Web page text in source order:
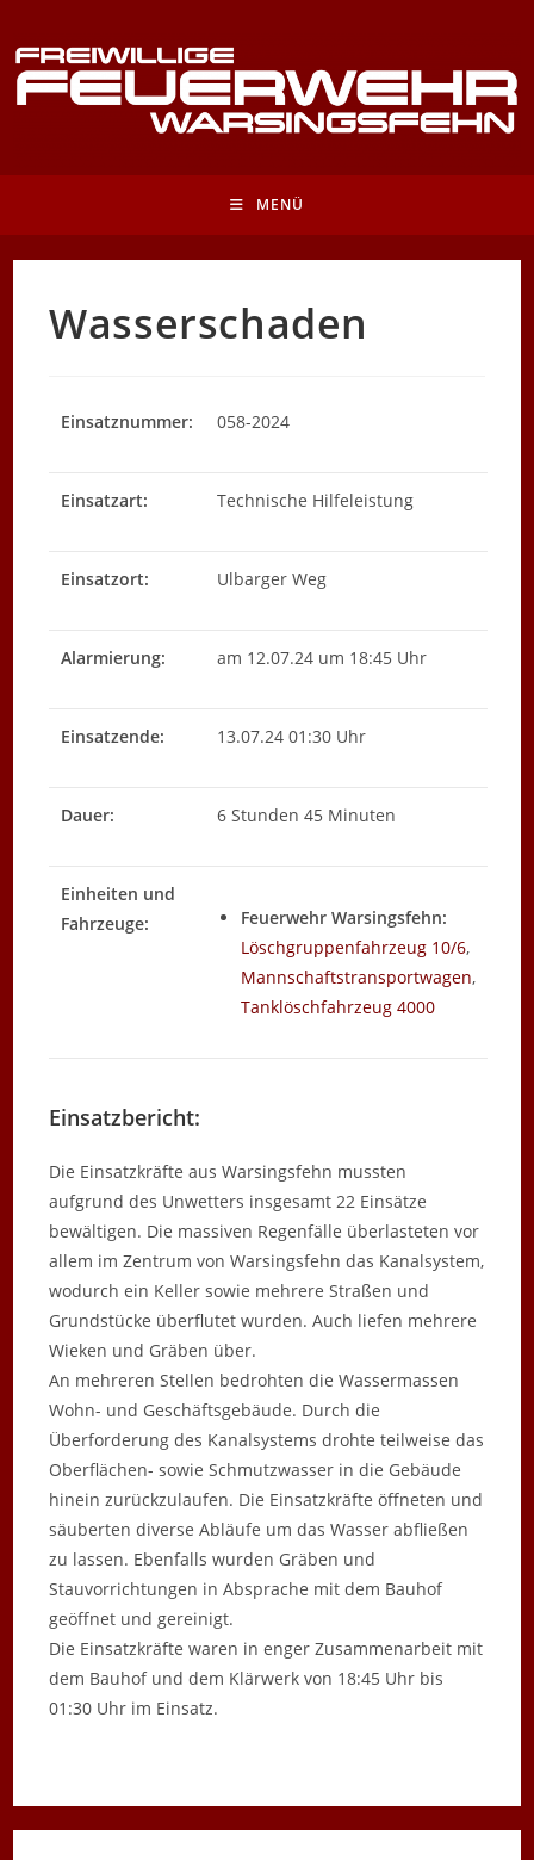
Inhalt
springen
MENÜ
Wasserschaden
Einsatznummer: 058-2024
Einsatzart: Technische Hilfeleistung
Einsatzort: Ulbarger Weg
Alarmierung: am 12.07.24 um 18:45 Uhr
Einsatzende: 13.07.24 01:30 Uhr
Dauer: 6 Stunden 45 Minuten
Einheiten und
Fahrzeuge:
Feuerwehr Warsingsfehn:
Löschgruppenfahrzeug 10/6,
Mannschaftstransportwagen,
Tanklöschfahrzeug 4000
Einsatzbericht:
Die Einsatzkräfte aus Warsingsfehn mussten
aufgrund des Unwetters insgesamt 22 Einsätze
bewältigen. Die massiven Regenfälle überlasteten vor
allem im Zentrum von Warsingsfehn das Kanalsystem,
wodurch ein Keller sowie mehrere Straßen und
Grundstücke überflutet wurden. Auch liefen mehrere
Wieken und Gräben über.
An mehreren Stellen bedrohten die Wassermassen
Wohn- und Geschäftsgebäude. Durch die
Überforderung des Kanalsystems drohte teilweise das
Oberflächen- sowie Schmutzwasser in die Gebäude
hinein zurückzulaufen. Die Einsatzkräfte öffneten und
säuberten diverse Abläufe um das Wasser abfließen
zu lassen. Ebenfalls wurden Gräben und
Stauvorrichtungen in Absprache mit dem Bauhof
geöffnet und gereinigt.
Die Einsatzkräfte waren in enger Zusammenarbeit mit
dem Bauhof und dem Klärwerk von 18:45 Uhr bis
01:30 Uhr im Einsatz.